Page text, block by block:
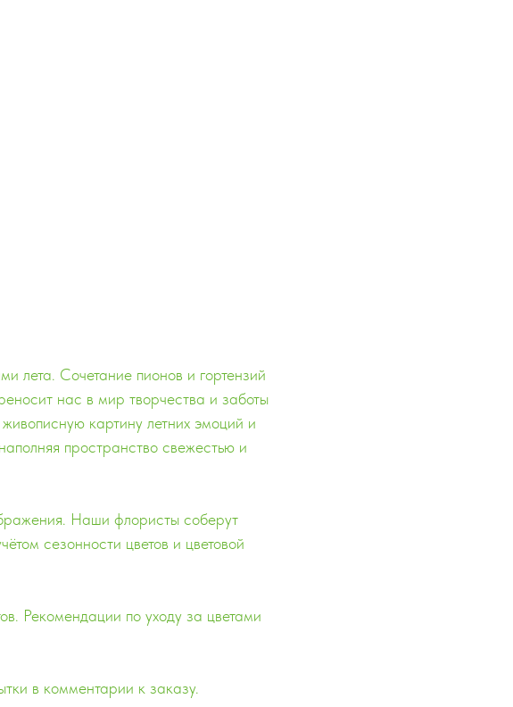
лета. Сочетание пионов и гортензий
нас в мир творчества и заботы
картину летних эмоций и
пространство свежестью и
Наши флористы соберут
сезонности цветов и цветовой
Рекомендации по уходу за цветами
в комментарии к заказу.